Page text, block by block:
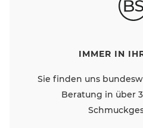
IMMER IN
Sie finden uns
Beratung in über